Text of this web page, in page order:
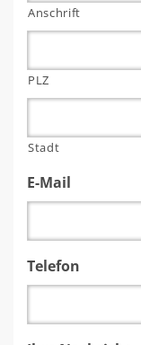
Anschrift
PLZ
Stadt
E-Mail
Telefon